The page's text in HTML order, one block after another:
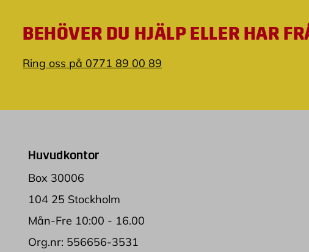
BEHÖVER DU HJÄLP ELLER HAR
Ring oss på 0771 89 00 89
Huvudkontor
Box 30006
104 25 Stockholm
Mån-Fre 10:00 - 16.00
Org.nr: 556656-3531